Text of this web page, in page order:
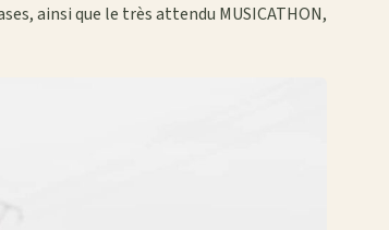
ainsi que le très attendu MUSICATHON,